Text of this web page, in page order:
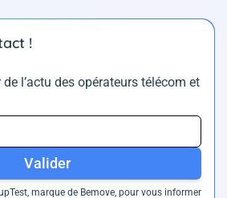
!
de l’actu des opérateurs télécom et
Valider
marque de Bemove, pour vous informer